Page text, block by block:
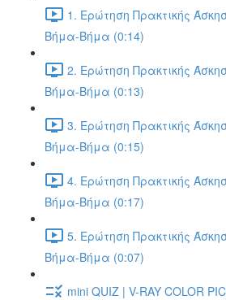
1. Ερώτηση Πρακτικής
Βήμα-Βήμα (0:14)
2. Ερώτηση Πρακτικής
Βήμα-Βήμα (0:13)
3. Ερώτηση Πρακτικής
Βήμα-Βήμα (0:15)
4. Ερώτηση Πρακτικής
Βήμα-Βήμα (0:17)
5. Ερώτηση Πρακτικής
Βήμα-Βήμα (0:07)
mini QUIZ | V-RAY COLOR